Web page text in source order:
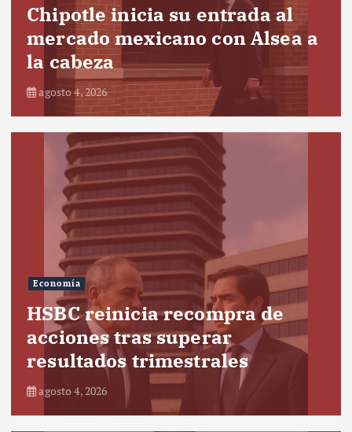
Chipotle inicia su entrada al
mercado mexicano con Alsea a
la cabeza
agosto 4, 2026
Economía
HSBC reinicia recompra de
acciones tras superar
resultados trimestrales
agosto 4, 2026